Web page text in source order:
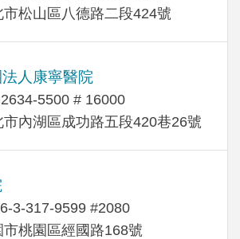
松山區八德路二段424號
人康寧醫院
5500 # 16000
內湖區成功路五段420巷26號
3-317-9599 #2080
桃園區經國路168號